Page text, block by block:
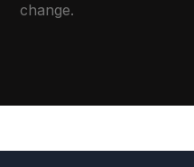
change.